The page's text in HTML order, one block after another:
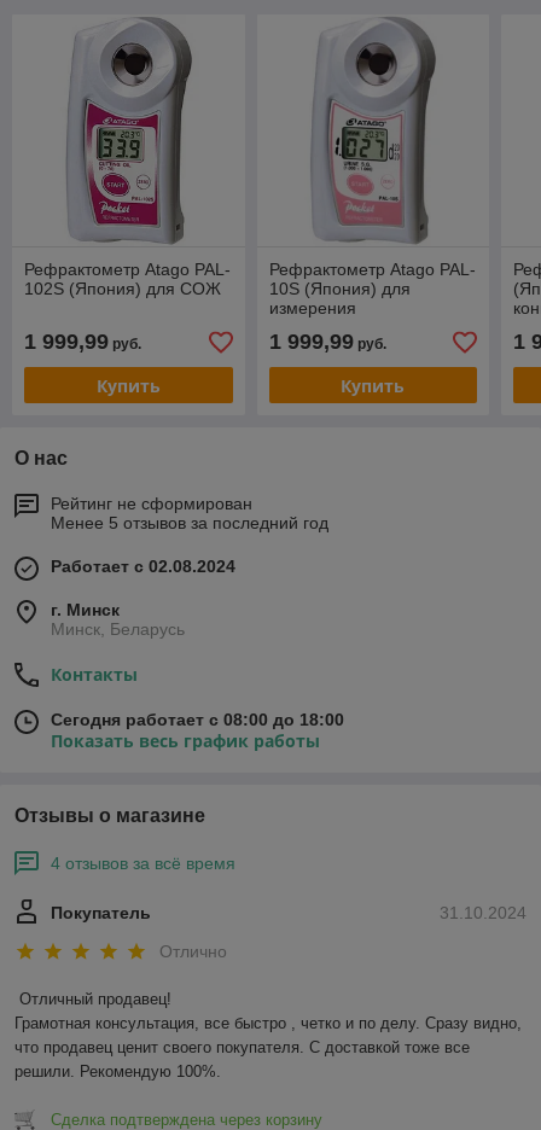
Рефрактометр Atago PAL-
102S (Япония) для СОЖ
1 999,99 руб.
Купить
Рефрактометр Atago PAL-
10S (Япония) для
измерения
относительной плотности
мочи.
1 999,99руб.
Купить
1
О нас
Рейтинг не сформирован
Менее 5 отзывов за последний год
Работает с 02.08.2024
г. Минск
Минск, Беларусь
Контакты
Сегодня работает с 08:00 до 18:00
Показать весь график работы
Отзывы о магазине
4 отзывов за всё время
31.10.2024
Покупатель
Отлично
Отличный продавец!
Грамотная консультация, все быстро , четко и по делу. Сразу видно,
что продавец ценит своего покупателя. С доставкой тоже все
решили. Рекомендую 100%.
Сделка подтверждена через корзину